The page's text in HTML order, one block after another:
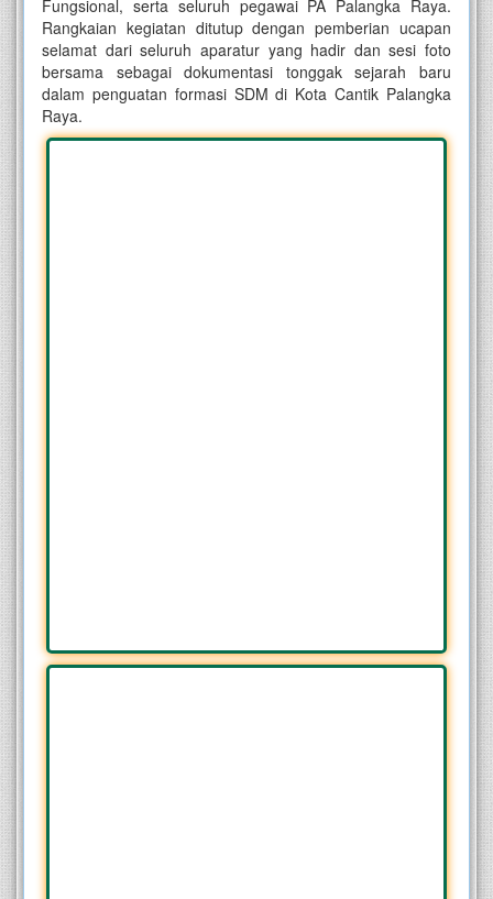
Fungsional, serta seluruh pegawai PA Palangka Raya.
Rangkaian kegiatan ditutup dengan pemberian ucapan
selamat dari seluruh aparatur yang hadir dan sesi foto
bersama sebagai dokumentasi tonggak sejarah baru
dalam penguatan formasi SDM di Kota Cantik Palangka
Raya.